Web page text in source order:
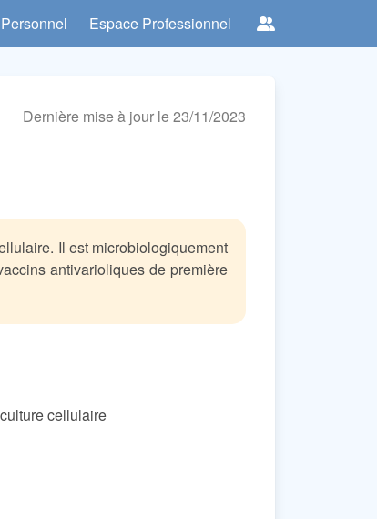
Espace Professionnel
Dernière mise à jour le 23/11/2023
Il est microbiologiquement
antivarioliques de première
cellulaire